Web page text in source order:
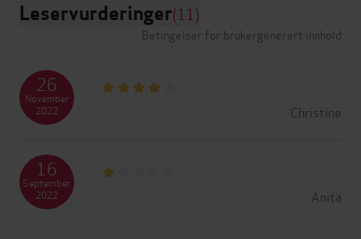
Leservurderinger(11)
Betingelser for brukergenerert innhold
Christine
26
November
2022
Anita
16
September
2022